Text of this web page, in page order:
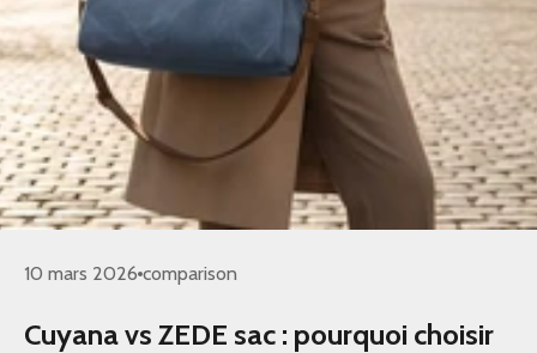
10 mars 2026 comparison
Cuyana vs ZEDE sac : pourquoi choisir